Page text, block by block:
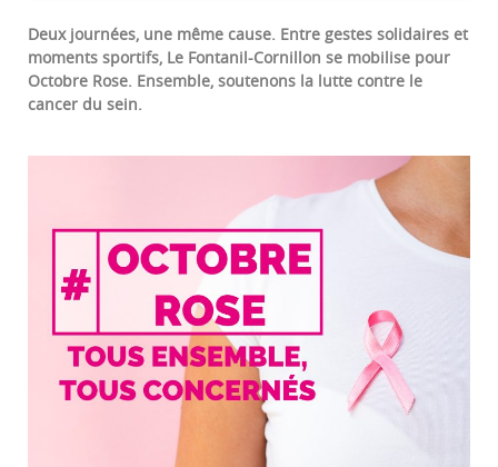
Deux journées, une même cause. Entre gestes solidaires et
moments sportifs, Le Fontanil-Cornillon se mobilise pour
Octobre Rose. Ensemble, soutenons la lutte contre le
cancer du sein.